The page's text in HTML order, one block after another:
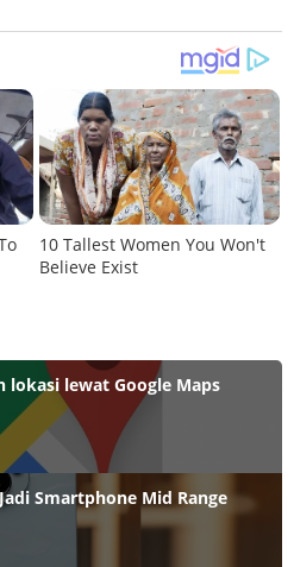
lokasi lewat Google Maps
Smartphone Mid Range